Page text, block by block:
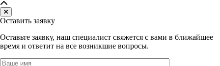
Оставить заявку
Оставьте заявку, наш специалист свяжется с вами в ближайшее
время и ответит на все возникшие вопросы.